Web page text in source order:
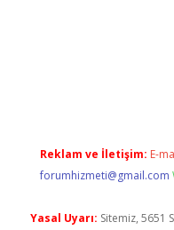
Reklam ve İletişim: E-
forumhizmeti@gmail.com
Yasal Uyarı: Sitemiz, 5651